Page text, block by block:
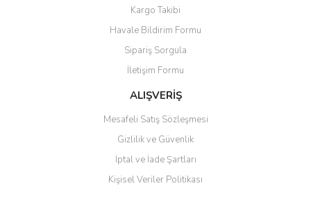
Ürün resmi kalitesiz, bozuk veya görüntülenemiyor.
Ürün açıklamasında eksik bilgiler bulunuyor.
Ürün bilgilerinde hatalar bulunuyor.
Ürün fiyatı diğer sitelerden daha pahalı.
Bu ürüne benzer farklı alternatifler olmalı.
Gönder
Kargo Takibi
Havale Bildirim Formu
Sipariş Sorgula
İletişim Formu
ALIŞVERİŞ
Mesafeli Satış Sözleşmesi
Gizlilik ve Güvenlik
İptal ve İade Şartları
Kişisel Veriler Politikası